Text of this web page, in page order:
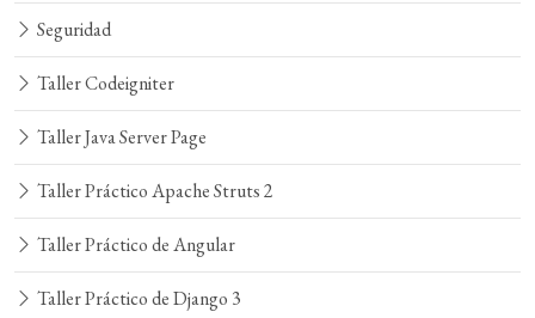
Seguridad
Taller Codeigniter
Taller Java Server Page
Taller Práctico Apache Struts 2
Taller Práctico de Angular
Taller Práctico de Django 3